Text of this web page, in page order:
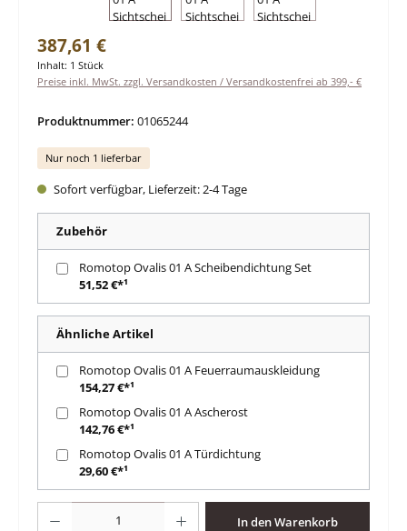
Regulärer Preis:
387,61 €
Inhalt: 1 Stück
Preise inkl. MwSt. zzgl. Versandkosten / Versandkostenfrei ab 399,- €
Produktnummer: 01065244
Nur noch 1 lieferbar
Sofort verfügbar, Lieferzeit: 2-4 Tage
Zubehör
Romotop Ovalis 01 A Scheibendichtung Set
51,52 €*¹
Ähnliche Artikel
Romotop Ovalis 01 A Feuerraumauskleidung
154,27 €*¹
Romotop Ovalis 01 A Ascherost
142,76 €*¹
Romotop Ovalis 01 A Türdichtung
29,60 €*¹
Produkt Anzahl: Gib den gewünschten Wert ein oder benutze die
In den Warenkorb